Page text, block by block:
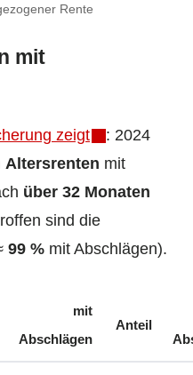
Rente
mit
zeigt
: 2024
Altersrenten mit
über 32 Monaten
sind die
99 % mit Abschlägen).
mit
Abschlägen
Anteil